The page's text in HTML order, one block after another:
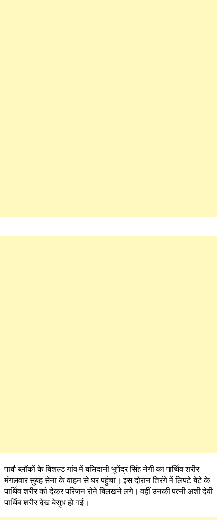
पाबौ ब्लॉकों के बिशल्ड गांव में बलिदानी भूपेंद्र सिंह नेगी का पार्थिव शरीर
मंगलवार सुबह सेना के वाहन से घर पहुंचा। इस दौरान तिरंगे में लिपटे बेटे के
पार्थिव शरीर को देकर परिजन रोने बिलखने लगे। वहीं उनकी पत्नी अशी देवी
पार्थिव शरीर देख बेसुध हो गई।